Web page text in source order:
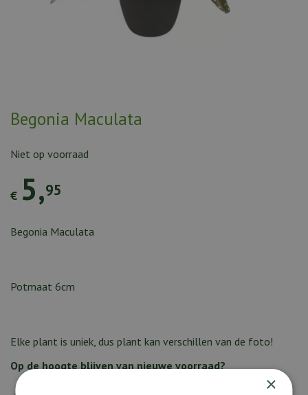
Begonia Maculata
€ 5,95
Niet op voorraad
Begonia Maculata
Potmaat 6cm
Elke plant is uniek, dus plant kan verschillen van de foto!
Op de hoogte blijven van nieuwe voorraad?
×